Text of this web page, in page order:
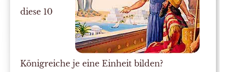
diese 10
Königreiche je eine Einheit bilden?